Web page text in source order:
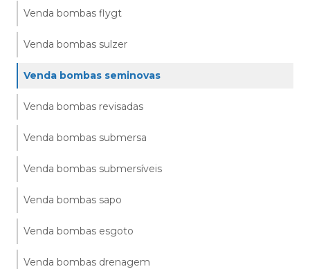
Venda bombas flygt
Venda bombas sulzer
Venda bombas seminovas
Venda bombas revisadas
Venda bombas submersa
Venda bombas submersíveis
Venda bombas sapo
Venda bombas esgoto
Venda bombas drenagem